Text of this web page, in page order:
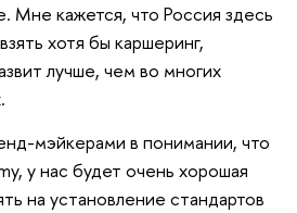
Мне кажется, что Россия здесь
хотя бы каршеринг,
лучше, чем во многих
мэйкерами в понимании, что
у нас будет очень хорошая
на установление стандартов